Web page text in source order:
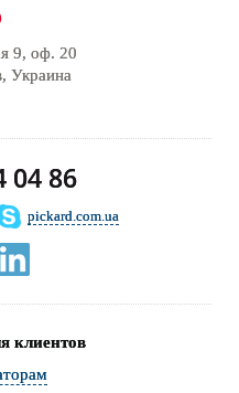
9, оф. 20
Украина
04 86
pickard.com.ua
клиентов